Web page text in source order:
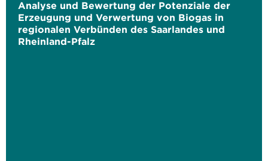
Analyse und Bewertung der Potenziale der
Erzeugung und Verwertung von Biogas in
regionalen Verbünden des Saarlandes und
Rheinland-Pfalz